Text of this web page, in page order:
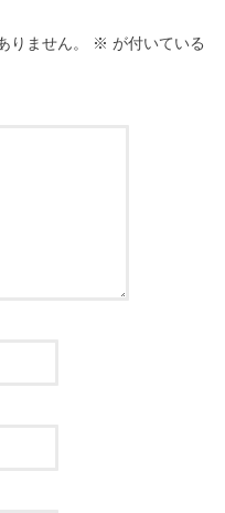
りません。 ※ が付いている